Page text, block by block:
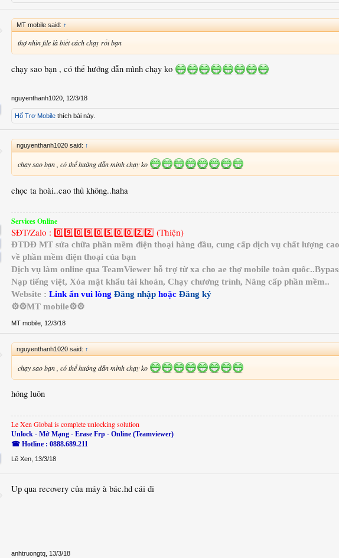
MT mobile said: ↑
thợ nhìn file là biết cách chạy rồi bạn
chạy sao bạn , có thể hướng dẫn mình chạy ko
nguyenthanh1020 12/3/18
Hổ Trợ Mobile thích bài này.
nguyenthanh1020 said: ↑
chạy sao bạn , có thể hướng dẫn mình chạy ko
chọc ta hoài..cao thủ không..haha
Services Online
SĐT/Zalo : 0️⃣9️⃣0️⃣9️⃣0️⃣5️⃣0️⃣0️⃣2️⃣2️⃣ (Thiện)
ĐTDĐ MT sửa chữa phần mềm điện thoại hàng đầu, cung cấp dịch vụ chất lượng
về phần mềm điện thoại của bạn
Dịch vụ làm online qua TeamViewer hỗ trợ từ xa cho ae thợ mobile toàn
Nạp tiếng việt, Xóa mật khẩu tài khoản, Chạy chương trình, Nâng cấp phần mềm..
Website : Link ẩn vui lòng Đăng nhập hoặc Đăng ký
⚙️⚙️MT mobile⚙️⚙️
MT mobile 12/3/18
nguyenthanh1020 said: ↑
chạy sao bạn , có thể hướng dẫn mình chạy ko
hóng luôn
Le Xen Global is complete unlocking solution
Unlock - Mở Mạng - Erase Frp - Online (Teamviewer)
☎ Hotline : 0888.689.211
Lê Xen 13/3/18
Up qua recovery của máy à bác.hd cái đi
anhtruongtq 13/3/18